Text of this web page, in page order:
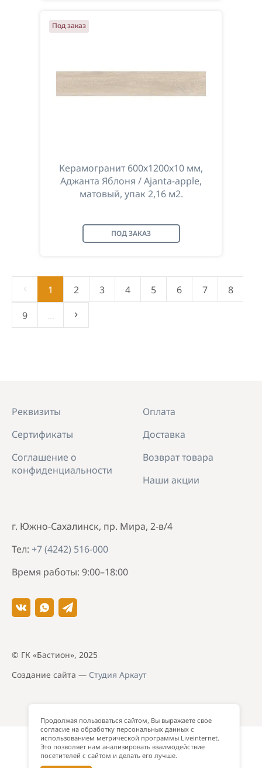
Керамогранит 600х1200х10 мм,
Аджанта Яблоня / Ajanta-apple,
матовый, упак 2,16 м2.
ПОД ЗАКАЗ
Под заказ
‹ 1 2 3 4 5 6 7
8
9
... ›
г. Южно-Сахалинск, пр. Мира, 2-в/4
Тел: +7 (4242) 516-000
Время работы: 9:00–18:00
Реквизиты
Сертификаты
Соглашение о
конфиденциальности
Оплата
Доставка
Возврат товара
Наши акции
© ГК «Бастион», 2025
Создание сайта — Студия Аркаут
Продолжая пользоваться сайтом, Вы выражаете свое
согласие на обработку персональных данных с
использованием метрической программы Liveinternet.
Это позволяет нам анализировать взаимодействие
посетителей с сайтом и делать его лучше.